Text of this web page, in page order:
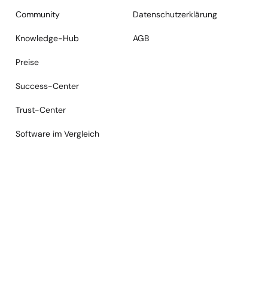
Community
Knowledge-Hub
Preise
Success-Center
Trust-Center
Software im Vergleich
Datenschutzerklärung
AGB